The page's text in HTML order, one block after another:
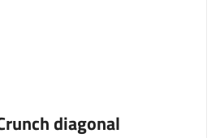
diagonal